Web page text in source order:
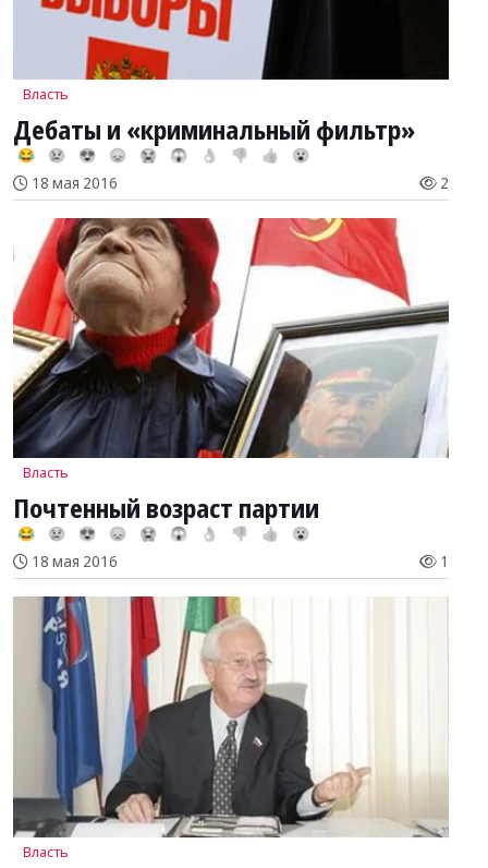
Власть
Дебаты и «криминальный фильтр»
😂 😢 😍 😞 😭 😱 👌 👎 👍 😮
18 мая 2016 2
Власть
Почтенный возраст партии
😂 😢 😍 😞 😭 😱 👌 👎 👍 😮
18 мая 2016 1
Власть